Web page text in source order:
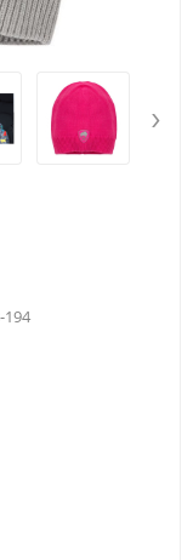
›
194